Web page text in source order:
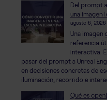
Del prompt
una imagen
agosto 6, 2026
Una imagen
referencia
interactiva.
pasar del prompt a Unreal
en decisiones concretas de
iluminación, recorrido e
Qué es